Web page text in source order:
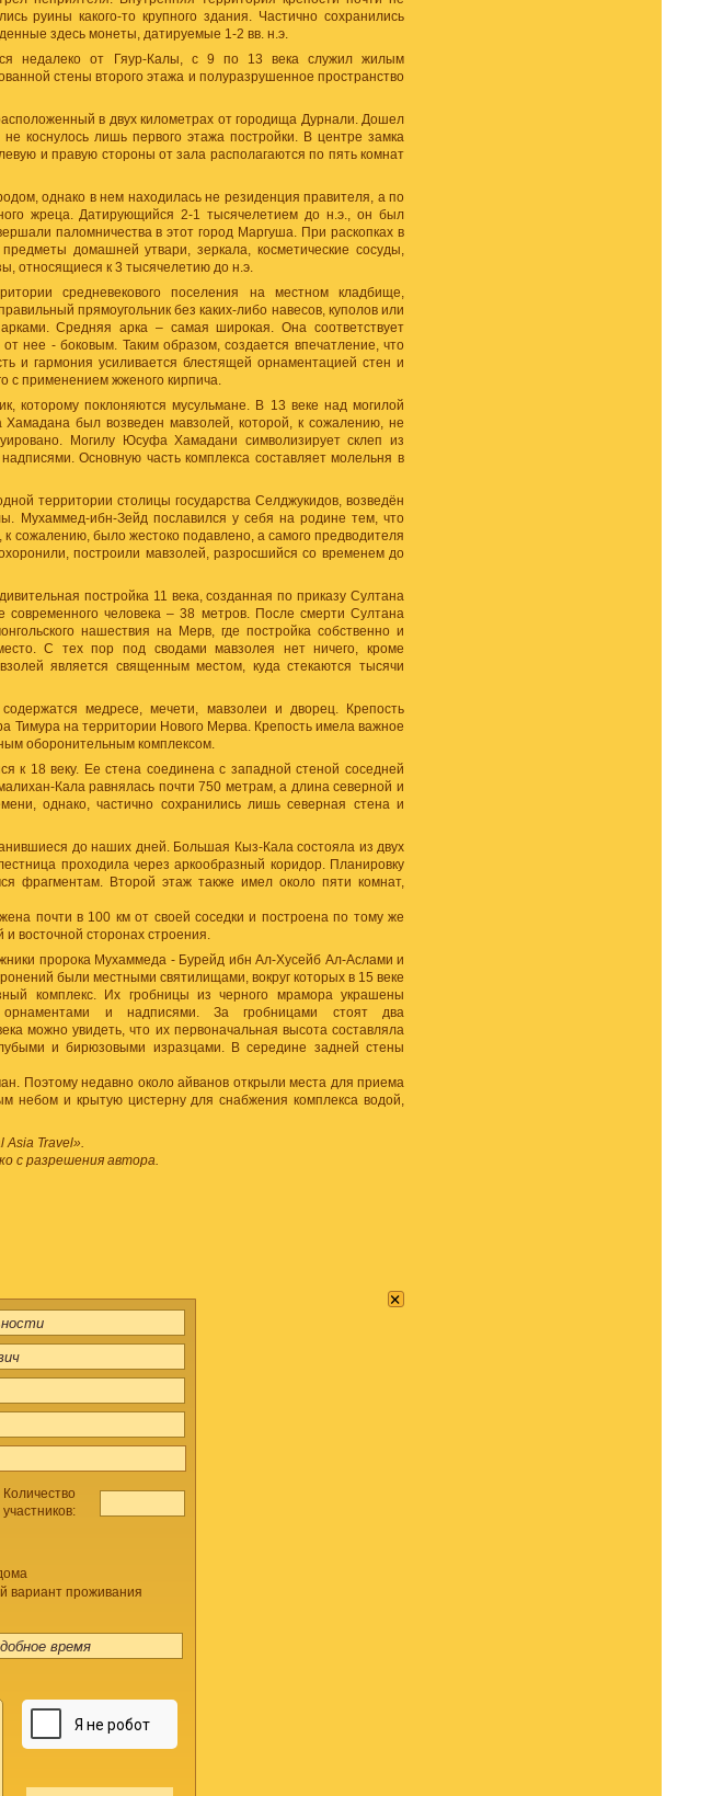
руины какого-то крупного здания. Частично сохранились
здесь монеты, датируемые 1-2 вв. н.э.
недалеко от Гяур-Калы, с 9 по 13 века служил жилым
стены второго этажа и полуразрушенное пространство
в двух километрах от городища Дурнали. Дошел
коснулось лишь первого этажа постройки. В центре замка
и правую стороны от зала располагаются по пять комнат
однако в нем находилась не резиденция правителя, а по
жреца. Датирующийся 2-1 тысячелетием до н.э., он был
паломничества в этот город Маргуша. При раскопках в
домашней утвари, зеркала, косметические сосуды,
относящиеся к 3 тысячелетию до н.э.
средневекового поселения на местном кладбище,
прямоугольник без каких-либо навесов, куполов или
Средняя арка – самая широкая. Она соответствует
нее - боковым. Таким образом, создается впечатление, что
и гармония усиливается блестящей орнаментацией стен и
с применением жженого кирпича.
которому поклоняются мусульмане. В 13 веке над могилой
был возведен мавзолей, которой, к сожалению, не
Могилу Юсуфа Хамадани символизирует склеп из
Основную часть комплекса составляет молельня в
территории столицы государства Селджукидов, возведён
Мухаммед-ибн-Зейд пославился у себя на родине тем, что
сожалению, было жестоко подавлено, а самого предводителя
построили мавзолей, разросшийся со временем до
постройка 11 века, созданная по приказу Султана
человека – 38 метров. После смерти Султана
нашествия на Мерв, где постройка собственно и
С тех пор под сводами мавзолея нет ничего, кроме
является священным местом, куда стекаются тысячи
медресе, мечети, мавзолеи и дворец. Крепость
на территории Нового Мерва. Крепость имела важное
оборонительным комплексом.
к 18 веку. Ее стена соединена с западной стеной соседней
Кала равнялась почти 750 метрам, а длина северной и
однако, частично сохранились лишь северная стена и
до наших дней. Большая Кыз-Кала состояла из двух
проходила через аркообразный коридор. Планировку
фрагментам. Второй этаж также имел около пяти комнат,
почти в 100 км от своей соседки и построена по тому же
восточной сторонах строения.
пророка Мухаммеда - Бурейд ибн Ал-Хусейб Ал-Аслами и
были местными святилищами, вокруг которых в 15 веке
комплекс. Их гробницы из черного мрамора украшены
и надписями. За гробницами стоят два
можно увидеть, что их первоначальная высота составляла
и бирюзовыми изразцами. В середине задней стены
Поэтому недавно около айванов открыли места для приема
небом и крытую цистерну для снабжения комплекса водой,
Travel».
с разрешения автора.
×
Количество
участников:
вариант проживания